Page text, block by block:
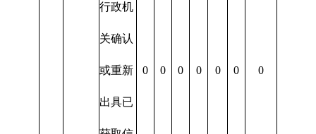
行政机
关确认
或重新
出具已
0 0 0 0 0 0 0